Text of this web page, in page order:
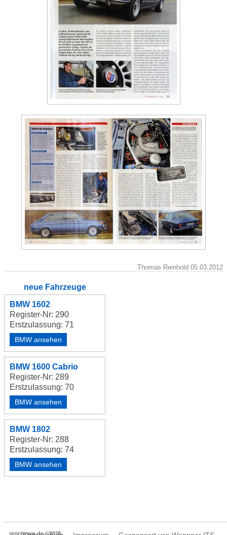
Thomas Reinhold 05.03.2012
neue Fahrzeuge
BMW 1602
Register-Nr: 290
Erstzulassung: 71
BMW ansehen
BMW 1600 Cabrio
Register-Nr: 289
Erstzulassung: 70
BMW ansehen
BMW 1802
Register-Nr: 288
Erstzulassung: 74
BMW ansehen
strichzwo.de ©2026